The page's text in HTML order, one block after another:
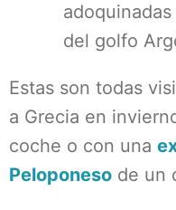
del golfo
Estas son todas
a Grecia en
coche o con una
Peloponeso de un